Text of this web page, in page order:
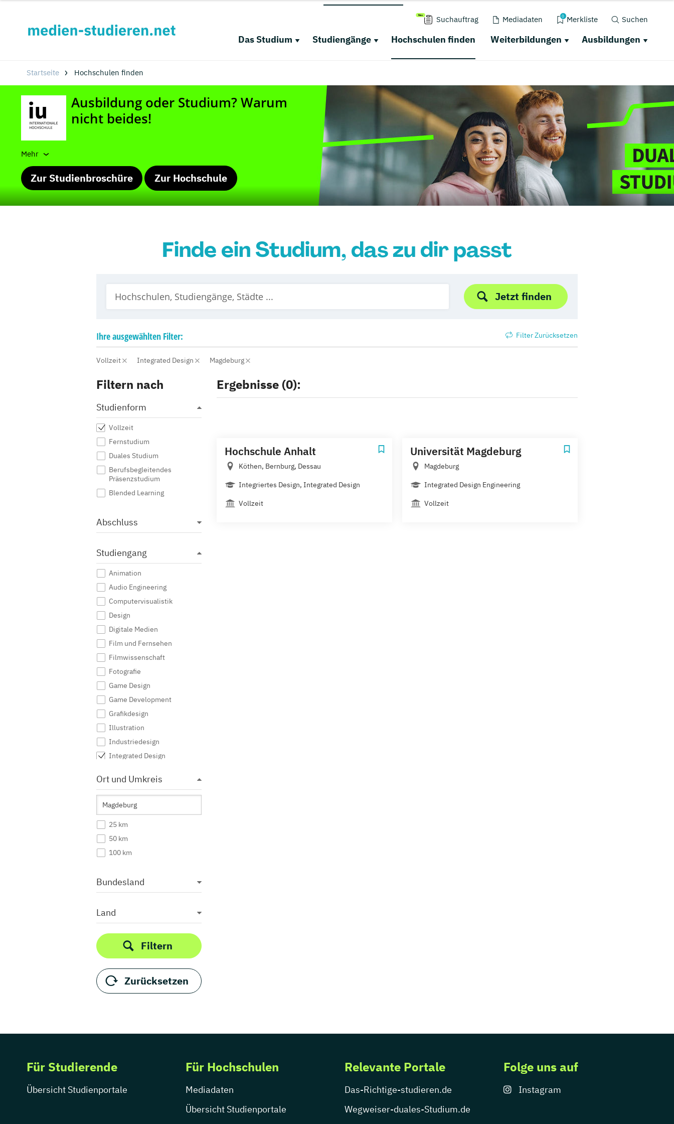
Suchauftrag Mediadaten 0 Merkliste Suchen
Das Studium Studiengänge Hochschulen finden Weiterbildungen Ausbildungen
Startseite Hochschulen finden
Mehr
Zur Studienbroschüre Zur Hochschule
Finde ein Studium, das zu dir passt
Jetzt finden
Ihreausgewählten Filter: Filter Zurücksetzen
Vollzeit Integrated Design Magdeburg
Filtern nach
Studienform
Vollzeit
Fernstudium
Duales Studium
Berufsbegleitendes
Präsenzstudium
Blended Learning
Abschluss
Studiengang
Animation
Audio Engineering
Computervisualistik
Design
Digitale Medien
Film und Fernsehen
Filmwissenschaft
Fotografie
Game Design
Game Development
Grafikdesign
Illustration
Industriedesign
Integrated Design
Journalismus
Kommunikationsdesign
Kommunikationsmanagement
Kommunikationswissenschaft
Kreatives Schreiben
Kunst
Kunstgeschichte
Medieninformatik
Medienkommunikation
Medienwirtschaft
Medienmanagement
Medienpädagogik
Medienproduktion
Medienpsychologie
Medienwissenschaft
Musik
Musikproduktion
Ort und Umkreis
25 km
50 km
100 km
Bundesland
Land
Filtern
Zurücksetzen
Ergebnisse (0):
Hochschule Anhalt
Köthen, Bernburg, Dessau
Integriertes Design, Integrated Design
Vollzeit
Universität Magdeburg
Magdeburg
Integrated Design Engineering
Vollzeit
Für Studierende
Übersicht Studienportale
Für Hochschulen
Mediadaten
Übersicht Studienportale
Relevante Portale
Das-Richtige-studieren.de
Wegweiser-duales-Studium.de
Folge uns auf
Instagram